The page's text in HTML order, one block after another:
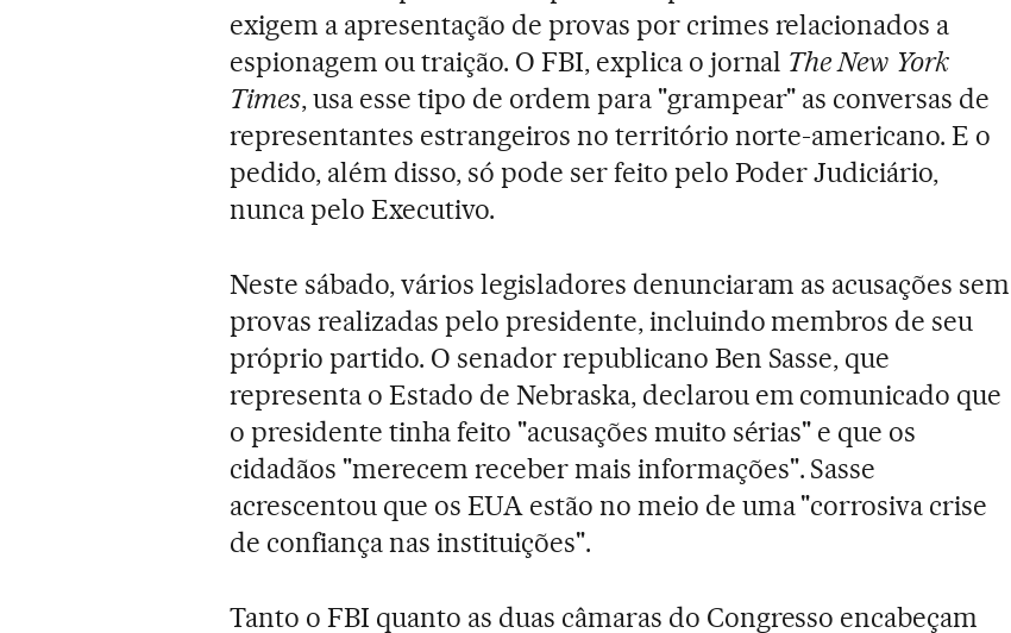
exigem a apresentação de provas por crimes relacionados a
espionagem ou traição. O FBI, explica o jornal The New York
Times, usa esse tipo de ordem para "grampear" as conversas de
representantes estrangeiros no território norte-americano. E o
pedido, além disso, só pode ser feito pelo Poder Judiciário,
nunca pelo Executivo.
Neste sábado, vários legisladores denunciaram as acusações sem
provas realizadas pelo presidente, incluindo membros de seu
próprio partido. O senador republicano Ben Sasse, que
representa o Estado de Nebraska, declarou em comunicado que
o presidente tinha feito "acusações muito sérias" e que os
cidadãos "merecem receber mais informações". Sasse
acrescentou que os EUA estão no meio de uma "corrosiva crise
de confiança nas instituições".
Tanto o FBI quanto as duas câmaras do Congresso encabeçam